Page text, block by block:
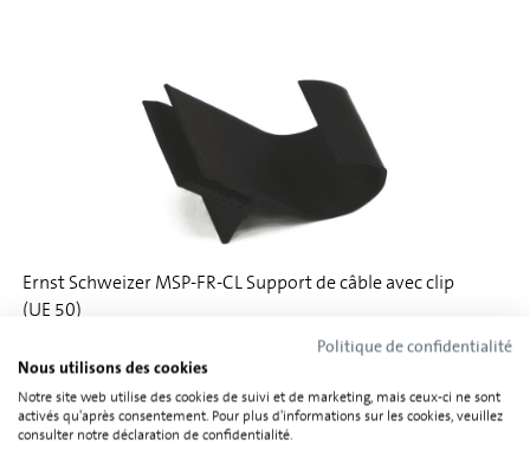
Ernst Schweizer MSP-FR-CL Support de câble avec clip
(UE 50)
Politique de confidentialité
Nous utilisons des cookies
Notre site web utilise des cookies de suivi et de marketing, mais ceux-ci ne sont
activés qu'après consentement. Pour plus d'informations sur les cookies, veuillez
consulter notre déclaration de confidentialité.